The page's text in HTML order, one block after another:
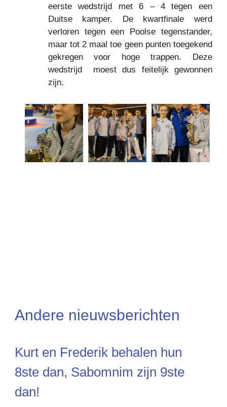
eerste wedstrijd met 6 – 4 tegen een
Duitse kamper. De kwartfinale werd
verloren tegen een Poolse tegenstander,
maar tot 2 maal toe geen punten toegekend
gekregen voor hoge trappen. Deze
wedstrijd moest dus feitelijk gewonnen
zijn.
Andere nieuwsberichten
Kurt en Frederik behalen hun
8ste dan, Sabomnim zijn 9ste
dan!